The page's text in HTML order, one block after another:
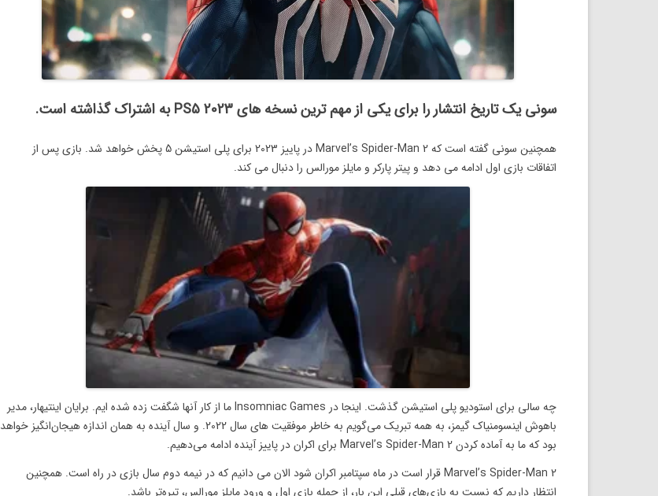
سونی یک تاریخ انتشار را برای یکی از مهم ترین نسخه های 2023 PS5 به اشتراک گذاشته است.
همچنین سونی گفته است که Marvel’s Spider-Man 2 در پاییز 2023 برای پلی استیشن 5 پخش خواهد شد. بازی پس از
اتفاقات بازی اول ادامه می دهد و پیتر پارکر و مایلز مورالس را دنبال می کند.
چه سالی برای استودیو پلی استیشن گذشت. اینجا در Insomniac Games ما از کار آنها شگفت زده شده ایم. برایان اینتیهار، مدیر
باهوش اینسومنیاک گیمز، به همه تبریک می‌گویم به خاطر موفقیت‌ های سال 2022. و سال آینده به همان اندازه هیجان‌انگیز خواهد
بود که ما به آماده کردن Marvel’s Spider-Man 2 برای اکران در پاییز آینده ادامه می‌دهیم.
Marvel’s Spider-Man 2 قرار است در ماه سپتامبر اکران شود الان می دانیم که در نیمه دوم سال بازی در راه است. همچنین
انتظار داریم که نسبت به بازی‌های قبلی این بار، از جمله بازی اول و ورود مایلز مورالس، تیره‌تر باشد.